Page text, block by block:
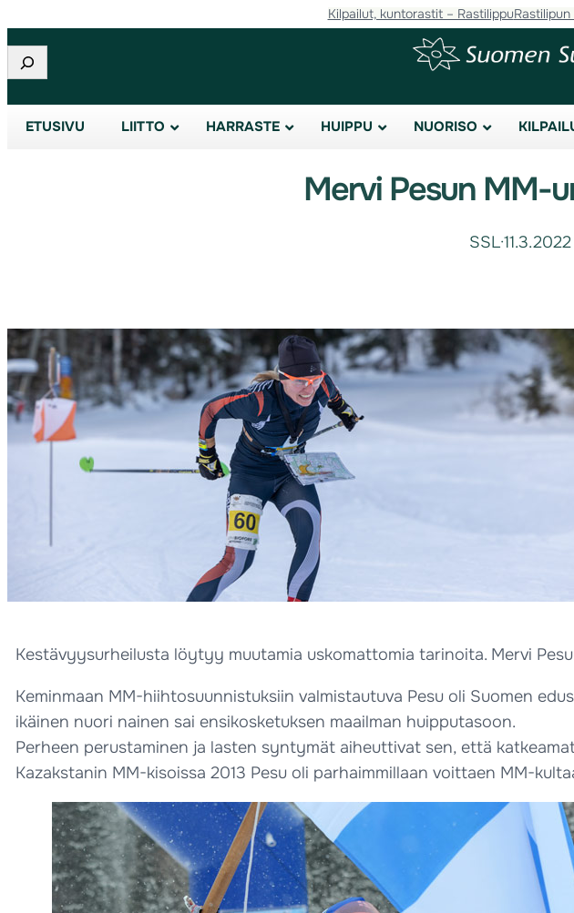
Kilpailut, kuntorastit – Rastilippu
Etsi
ETUSIVU LIITTO HARRASTE HUIPPU NUORISO
Mervi Pesun MM-
SSL·11.3.2022
Kestävyysurheilusta löytyy muutamia uskomattomia tarinoita. Mervi
Keminmaan MM-hiihtosuunnistuksiin valmistautuva Pesu oli Suomen
ikäinen nuori nainen sai ensikosketuksen maailman huipputasoon.
Perheen perustaminen ja lasten syntymät aiheuttivat sen, että
Kazakstanin MM-kisoissa 2013 Pesu oli parhaimmillaan voittaen MM-